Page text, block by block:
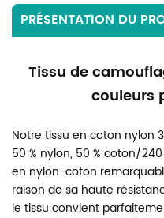
PRÉSENTATION DU
Tissu de
couleurs
Notre tissu en coton nylon
50 % nylon, 50 % coton/
en nylon-coton
raison de sa haute
le tissu convient